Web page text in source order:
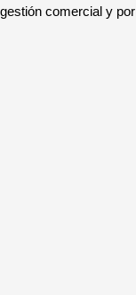
comercial y por